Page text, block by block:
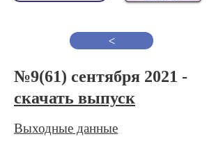
>
№9(61) сентября 2021 -
скачать выпуск
Выходные данные